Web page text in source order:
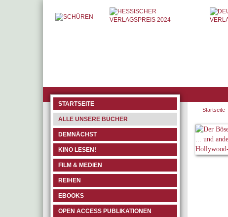
STARTSEITE
ALLE UNSERE BÜCHER
DEMNÄCHST
KINO LESEN!
FILM & MEDIEN
REIHEN
EBOOKS
OPEN ACCESS PUBLIKATIONEN
Startseite